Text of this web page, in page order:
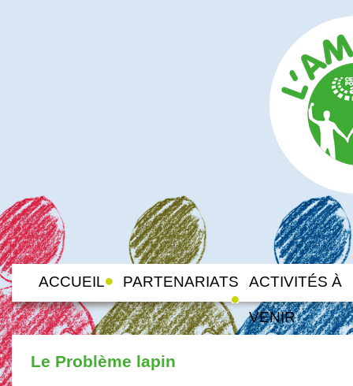
ACCUEIL PARTENARIATS ACTIVITÉS À
VENIR
Le Problème lapin